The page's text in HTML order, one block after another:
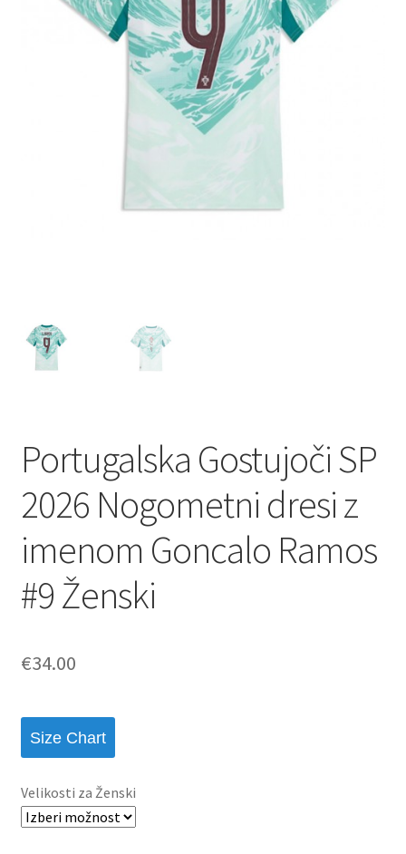
Portugalska Gostujoči SP
2026 Nogometni dresi z
imenom Goncalo Ramos
#9 Ženski
€34.00
Size Chart
Velikosti za Ženski